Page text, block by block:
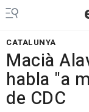
CATALUNYA
Macià
habla "a
de CDC